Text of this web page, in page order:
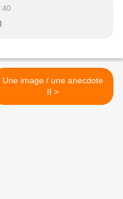
Une image / une anecdote
II >